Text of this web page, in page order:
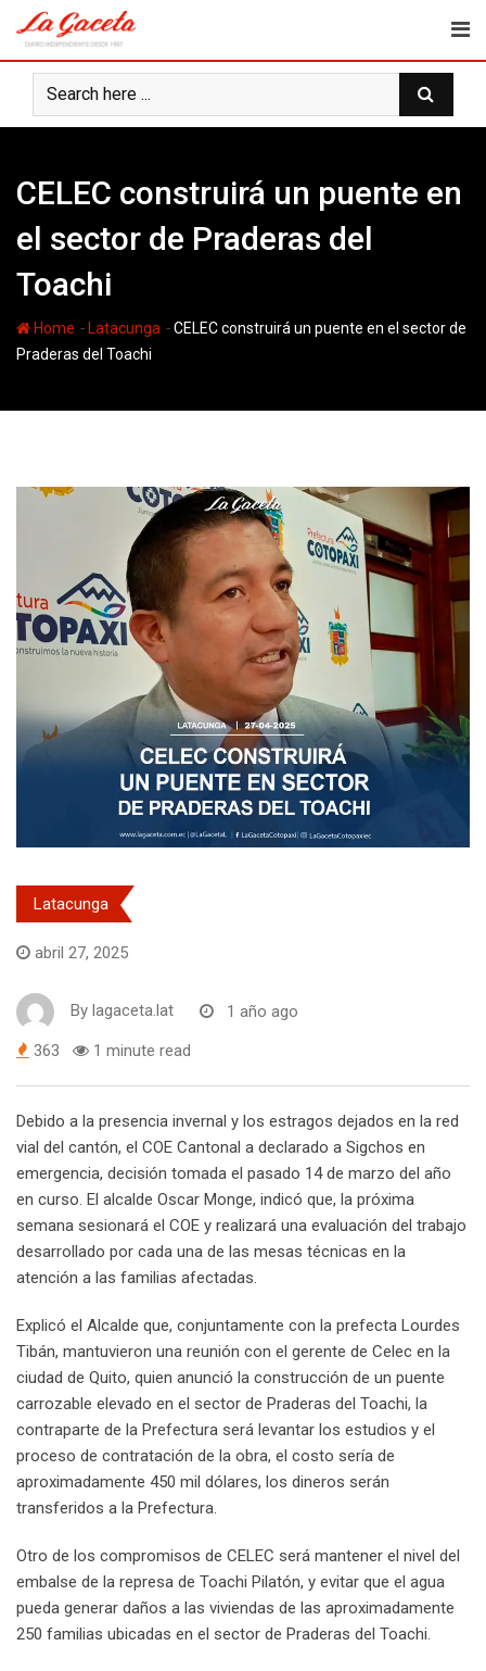
content
CELEC construirá un puente en
el sector de Praderas del
Toachi
Home - Latacunga -CELEC construirá un puente en el sector de
Praderas del Toachi
Latacunga
abril 27, 2025
By lagaceta.lat 1 año ago
363 1 minute read
Debido a la presencia invernal y los estragos dejados en la red
vial del cantón, el COE Cantonal a declarado a Sigchos en
emergencia, decisión tomada el pasado 14 de marzo del año
en curso. El alcalde Oscar Monge, indicó que, la próxima
semana sesionará el COE y realizará una evaluación del trabajo
desarrollado por cada una de las mesas técnicas en la
atención a las familias afectadas.
Explicó el Alcalde que, conjuntamente con la prefecta Lourdes
Tibán, mantuvieron una reunión con el gerente de Celec en la
ciudad de Quito, quien anunció la construcción de un puente
carrozable elevado en el sector de Praderas del Toachi, la
contraparte de la Prefectura será levantar los estudios y el
proceso de contratación de la obra, el costo sería de
aproximadamente 450 mil dólares, los dineros serán
transferidos a la Prefectura.
Otro de los compromisos de CELEC será mantener el nivel del
embalse de la represa de Toachi Pilatón, y evitar que el agua
pueda generar daños a las viviendas de las aproximadamente
250 familias ubicadas en el sector de Praderas del Toachi.